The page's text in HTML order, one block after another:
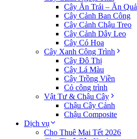
Cây Ăn Trái – Ăn Quả
Cây Cảnh Ban Công
Cây Cảnh Chậu Treo
Cây Cảnh Dây Leo
Cây Có Hoa
Cây Xanh Công Trình
Cây Đô Thị
Cây Lá Màu
Cây Trồng Viền
Cỏ công trình
Vật Tư & Chậu Cây
Chậu Cây Cảnh
Chậu Composite
Dịch vụ
Cho Thuê Mai Tết 2026